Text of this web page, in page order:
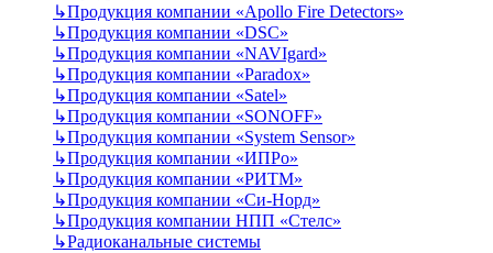
↳Продукция компании «Apollo Fire Detectors»
↳Продукция компании «DSC»
↳Продукция компании «NAVIgard»
↳Продукция компании «Paradox»
↳Продукция компании «Satel»
↳Продукция компании «SONOFF»
↳Продукция компании «System Sensor»
↳Продукция компании «ИПРо»
↳Продукция компании «РИТМ»
↳Продукция компании «Си-Норд»
↳Продукция компании НПП «Стелс»
↳Радиоканальные системы